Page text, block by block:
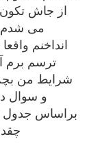
انداخنم
ترسم برم
شرایط من بچه
و سوال
براساس